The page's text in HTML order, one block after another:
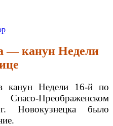
Собор Новокузнецк
— канун Недели
канун Недели 16-й по
Преображенском
Новокузнецка было